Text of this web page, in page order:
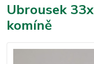
Ubrousek
komíně